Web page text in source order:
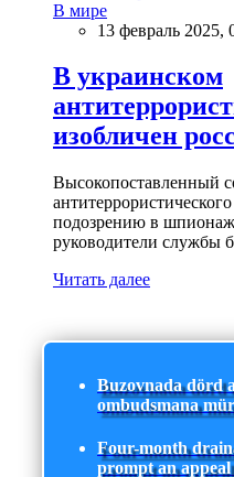
В мире
13 февраль 2025,
В украинском
изобличен
Высокопоставленный
подозрению в
руководители службы
Читать далее
Buzovnada dörd
ombudsmana
Four-month
prompt an